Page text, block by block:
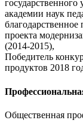
академии наук
благодарственное
проекта
(2014-2015),
Победитель
продуктов 2018
Общественная